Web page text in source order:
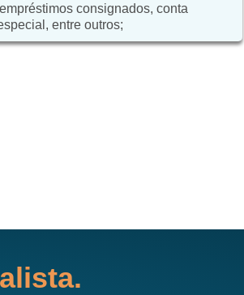
consignados, conta
entre outros;